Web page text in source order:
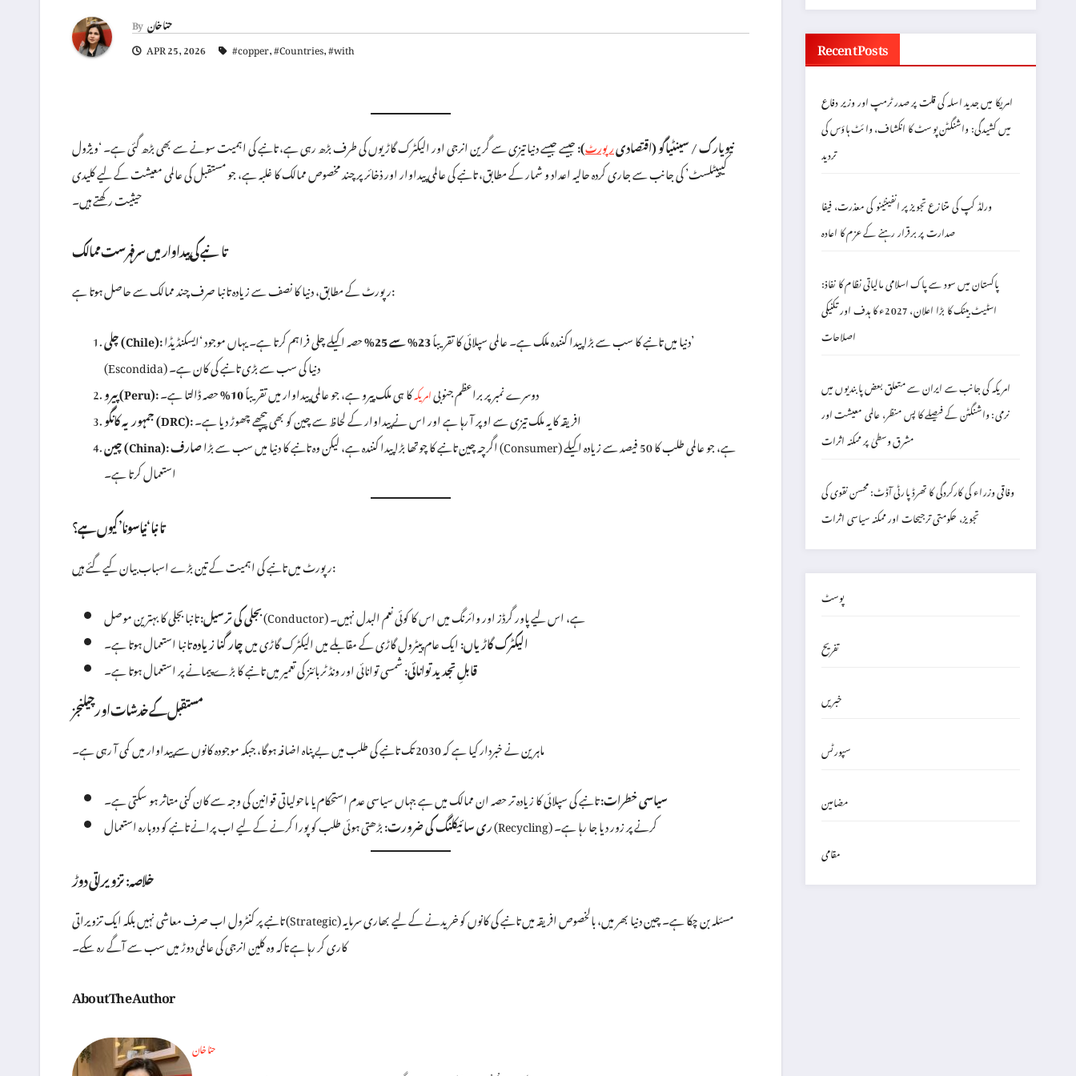
Byحنا خان
APR 25, 2026
#copper,#Countries,#with
نیویارک / سینٹیاگو (اقتصادیرپورٹ):جیسے جیسے دنیا تیزی سے گرین انرجی اور الیکٹرک گاڑیوں کی طرف بڑھ رہی ہے، تانبے کی اہمیت سونے سے بھی بڑھ گئی ہے۔ ‘ویژول
کیپیٹلسٹ’ کی جانب سے جاری کردہ حالیہ اعداد و شمار کے مطابق، تانبے کی عالمی پیداوار اور ذخائر پر چند مخصوص ممالک کا غلبہ ہے، جو مستقبل کی عالمی معیشت کے لیے کلیدی
حیثیت رکھتے ہیں۔
تانبے کی پیداوار میں سرفہرست ممالک
رپورٹ کے مطابق، دنیا کا نصف سے زیادہ تانبا صرف چند ممالک سے حاصل ہوتا ہے:
چلی (Chile):
دنیا میں تانبے کا سب سے بڑا پیدا کنندہ ملک ہے۔ عالمی سپلائی کا تقریباً23% سے 25%
حصہ اکیلے چلی فراہم کرتا ہے۔ یہاں موجود ‘ایسکنڈیڈا’
(Escondida) دنیا کی سب سے بڑی تانبے کی کان ہے۔
پیرو (Peru):
دوسرے نمبر پر براعظم جنوبیامریکہکا ہی ملک پیرو ہے، جو عالمی پیداوار میں تقریباً10% حصہ ڈالتا ہے۔
جمہوریہ کانگو (DRC):افریقہ کا یہ ملک تیزی سے اوپر آ رہا ہے اور اس نے پیداوار کے لحاظ سے چین کو بھی پیچھے چھوڑ دیا ہے۔
چین (China):
اگرچہ چین تانبے کا چوتھا بڑا پیدا کنندہ ہے، لیکن وہ تانبے کا دنیا میں سب سے بڑاصارف
(Consumer) ہے، جو عالمی طلب کا 50 فیصد سے زیادہ اکیلے
استعمال کرتا ہے۔
تانبا ‘نیا سونا’ کیوں ہے؟
رپورٹ میں تانبے کی اہمیت کے تین بڑے اسباب بیان کیے گئے ہیں:
بجلی کی ترسیل:
تانبا بجلی کا بہترین موصل (Conductor) ہے، اس لیے پاور گرڈز اور وائرنگ میں اس کا کوئی نعم البدل نہیں۔
الیکٹرک گاڑیاں:ایک عام پیٹرول گاڑی کے مقابلے میں الیکٹرک گاڑی میںچار گنا زیادہتانبا استعمال ہوتا ہے۔
قابلِ تجدید توانائی:شمسی توانائی اور ونڈ ٹربائنز کی تعمیر میں تانبے کا بڑے پیمانے پر استعمال ہوتا ہے۔
مستقبل کے خدشات اور چیلنجز
ماہرین نے خبردار کیا ہے کہ 2030 تک تانبے کی طلب میں بے پناہ اضافہ ہوگا، جبکہ موجودہ کانوں سے پیداوار میں کمی آ رہی ہے۔
سیاسی خطرات:تانبے کی سپلائی کا زیادہ تر حصہ ان ممالک میں ہے جہاں سیاسی عدم استحکام یا ماحولیاتی قوانین کی وجہ سے کان کنی متاثر ہو سکتی ہے۔
ری سائیکلنگ کی ضرورت:
بڑھتی ہوئی طلب کو پورا کرنے کے لیے اب پرانے تانبے کو دوبارہ استعمال (Recycling) کرنے پر زور دیا جا رہا ہے۔
خلاصہ: تزویراتی دوڑ
تانبے پر کنٹرول اب صرف معاشی نہیں بلکہ ایک تزویراتی (Strategic) مسئلہ بن چکا ہے۔ چین دنیا بھر میں، بالخصوص افریقہ میں تانبے کی کانوں کو خریدنے کے لیے بھاری سرمایہ
کاری کر رہا ہے تاکہ وہ کلین انرجی کی عالمی دوڑ میں سب سے آگے رہ سکے۔
About The Author
حنا خان
Recent Posts
امریکا میں جدید اسلہ کی قلت پر صدر ٹرمپ اور وزیر دفاع
میں کشیدگی: واشنگٹن پوسٹ کا انکشاف، وائٹ ہاؤس کی
تردید
ورلڈ کپ کی متنازع تجویز پر انفینٹینو کی معذرت، فیفا
صدارت پر برقرار رہنے کے عزم کا اعادہ
پاکستان میں سود سے پاک اسلامی مالیاتی نظام کا نفاذ:
اسٹیٹ بینک کا بڑا اعلان، 2027ء کا ہدف اور تکنیکی
اصلاحات
امریکہ کی جانب سے ایران سے متعلق بعض پابندیوں میں
نرمی: واشنگٹن کے فیصلے کا پس منظر، عالمی معیشت اور
مشرق وسطیٰ پر ممکنہ اثرات
وفاقی وزراء کی کارکردگی کا تھرڈ پارٹی آڈٹ: محسن نقوی کی
تجویز، حکومتی ترجیحات اور ممکنہ سیاسی اثرات
پوسٹ
تفریح
خبریں
سپورٹس
مضامین
مقامی